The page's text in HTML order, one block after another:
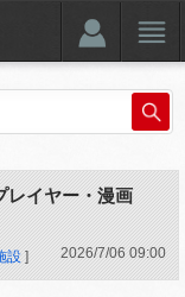
レイヤー・漫画
設 ] 2026/7/06 09:00